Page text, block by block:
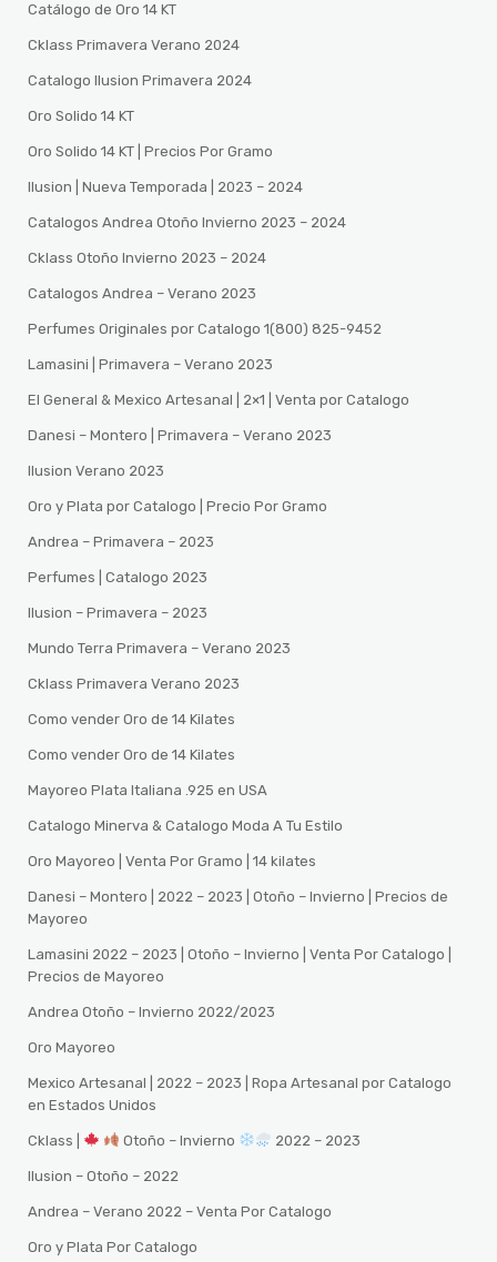
Catálogo de Oro 14 KT
Cklass Primavera Verano 2024
Catalogo Ilusion Primavera 2024
Oro Solido 14 KT
Oro Solido 14 KT | Precios Por Gramo
Ilusion | Nueva Temporada | 2023 – 2024
Catalogos Andrea Otoño Invierno 2023 – 2024
Cklass Otoño Invierno 2023 – 2024
Catalogos Andrea – Verano 2023
Perfumes Originales por Catalogo 1(800) 825-9452
Lamasini | Primavera – Verano 2023
El General & Mexico Artesanal | 2×1 | Venta por Catalogo
Danesi – Montero | Primavera – Verano 2023
Ilusion Verano 2023
Oro y Plata por Catalogo | Precio Por Gramo
Andrea – Primavera – 2023
Perfumes | Catalogo 2023
Ilusion – Primavera – 2023
Mundo Terra Primavera – Verano 2023
Cklass Primavera Verano 2023
Como vender Oro de 14 Kilates
Como vender Oro de 14 Kilates
Mayoreo Plata Italiana .925 en USA
Catalogo Minerva & Catalogo Moda A Tu Estilo
Oro Mayoreo | Venta Por Gramo | 14 kilates
Danesi – Montero | 2022 – 2023 | Otoño – Invierno | Precios de
Mayoreo
Lamasini 2022 – 2023 | Otoño – Invierno | Venta Por Catalogo |
Precios de Mayoreo
Andrea Otoño – Invierno 2022/2023
Oro Mayoreo
Mexico Artesanal | 2022 – 2023 | Ropa Artesanal por Catalogo
en Estados Unidos
Cklass | Otoño – Invierno 2022 – 2023
Ilusion – Otoño – 2022
Andrea – Verano 2022 – Venta Por Catalogo
Oro y Plata Por Catalogo